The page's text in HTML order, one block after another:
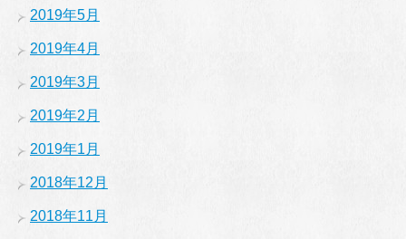
2019年5月
2019年4月
2019年3月
2019年2月
2019年1月
2018年12月
2018年11月